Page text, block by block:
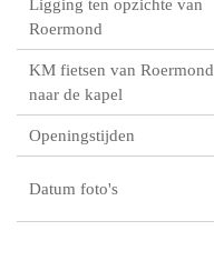
Ligging ten opzichte van
Roermond
KM fietsen van Roermond
naar de kapel
Openingstijden
Datum foto's